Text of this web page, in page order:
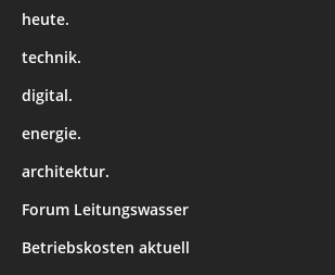
heute.
technik.
digital.
energie.
architektur.
Forum Leitungswasser
Betriebskosten aktuell